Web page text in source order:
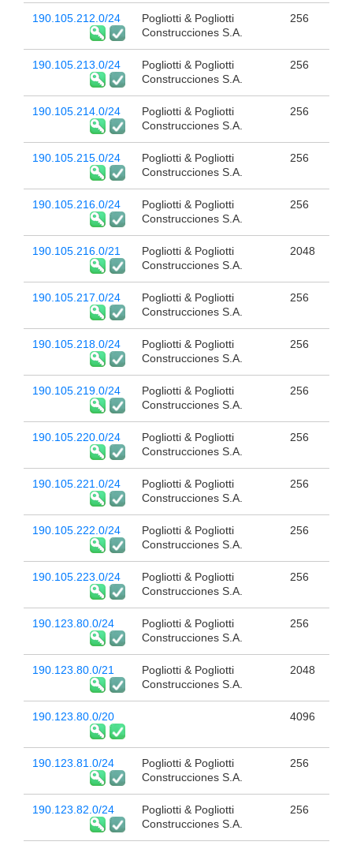
190.105.212.0/24
Pogliotti & Pogliotti
Construcciones S.A.
256
190.105.213.0/24
Pogliotti & Pogliotti
Construcciones S.A.
256
190.105.214.0/24
Pogliotti & Pogliotti
Construcciones S.A.
256
190.105.215.0/24
Pogliotti & Pogliotti
Construcciones S.A.
256
190.105.216.0/24
Pogliotti & Pogliotti
Construcciones S.A.
256
190.105.216.0/21
Pogliotti & Pogliotti
Construcciones S.A.
2048
190.105.217.0/24
Pogliotti & Pogliotti
Construcciones S.A.
256
190.105.218.0/24
Pogliotti & Pogliotti
Construcciones S.A.
256
190.105.219.0/24
Pogliotti & Pogliotti
Construcciones S.A.
256
190.105.220.0/24
Pogliotti & Pogliotti
Construcciones S.A.
256
190.105.221.0/24
Pogliotti & Pogliotti
Construcciones S.A.
256
190.105.222.0/24
Pogliotti & Pogliotti
Construcciones S.A.
256
190.105.223.0/24
Pogliotti & Pogliotti
Construcciones S.A.
256
190.123.80.0/24
Pogliotti & Pogliotti
Construcciones S.A.
256
190.123.80.0/21
Pogliotti & Pogliotti
Construcciones S.A.
2048
190.123.80.0/20 4096
190.123.81.0/24
Pogliotti & Pogliotti
Construcciones S.A.
256
190.123.82.0/24
Pogliotti & Pogliotti
Construcciones S.A.
256